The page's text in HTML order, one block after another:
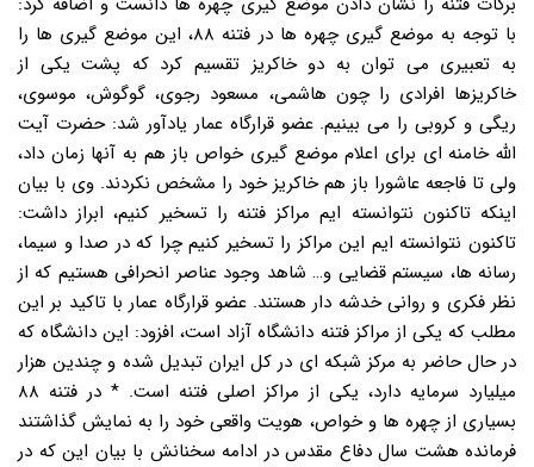
با توجه به موضع گیری چهره ها در فتنه ۸۸، این موضع گیری ها را
به تعبیری می توان به دو خاکریز تقسیم کرد که پشت یکی از
خاکریزها افرادی را چون هاشمی، مسعود رجوی، گوگوش، موسوی،
ریگی و کروبی را می بینیم. عضو قرارگاه عمار یادآور شد: حضرت آیت
الله خامنه ای برای اعلام موضع گیری خواص باز هم به آنها زمان داد،
ولی تا فاجعه عاشورا باز هم خاکریز خود را مشخص نکردند. وی با بیان
اینکه تاکنون نتوانسته ایم مراکز فتنه را تسخیر کنیم، ابراز داشت:
تاکنون نتوانسته ایم این مراکز را تسخیر کنیم چرا که در صدا و سیما،
رسانه ها، سیستم قضایی و… شاهد وجود عناصر انحرافی هستیم که از
نظر فکری و روانی خدشه دار هستند. عضو قرارگاه عمار با تاکید بر این
مطلب که یکی از مراکز فتنه دانشگاه آزاد است، افزود: این دانشگاه که
در حال حاضر به مرکز شبکه ای در کل ایران تبدیل شده و چندین هزار
میلیارد سرمایه دارد، یکی از مراکز اصلی فتنه است. * در فتنه ۸۸
بسیاری از چهره ها و خواص، هویت واقعی خود را به نمایش گذاشتند
فرمانده هشت سال دفاع مقدس در ادامه سخنانش با بیان این که در